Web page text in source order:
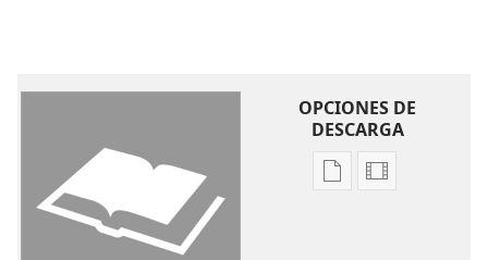
OPCIONES DE
DESCARGA
OpcionesOpciones